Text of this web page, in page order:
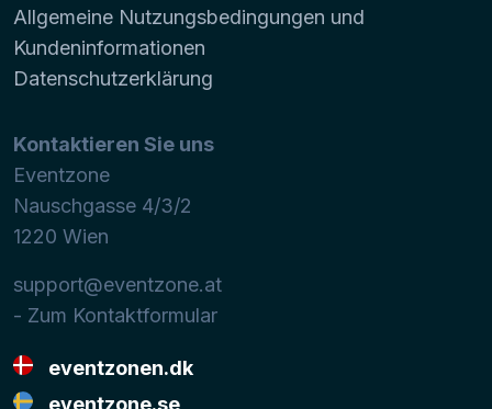
Allgemeine Nutzungsbedingungen und
Kundeninformationen
Datenschutzerklärung
Kontaktieren Sie uns
Eventzone
Nauschgasse 4/3/2
1220 Wien
support@eventzone.at
- Zum Kontaktformular
eventzonen.dk
eventzone.se